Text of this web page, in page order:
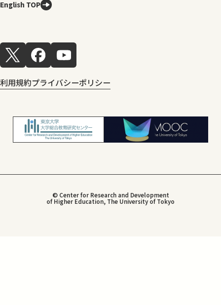
English TOP
利用規約プライバシーポリシー
© Center for Research and Development
of Higher Education, The University of Tokyo